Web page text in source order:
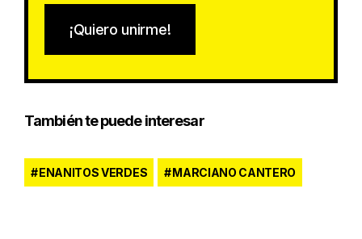
¡Quiero unirme!
También te puede interesar
ENANITOS VERDES MARCIANO CANTERO